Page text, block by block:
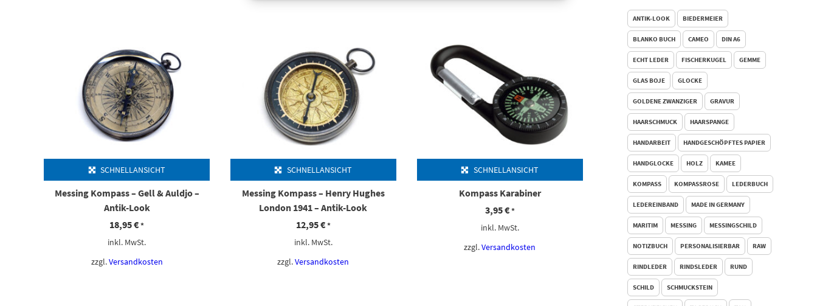
SCHNELLANSICHT
Messing Kompass – Gell & Auldjo –
Antik-Look
18,95€*
inkl. MwSt.
zzgl.Versandkosten
SCHNELLANSICHT
Messing Kompass – Henry Hughes
London 1941 – Antik-Look
12,95€ *
inkl. MwSt.
zzgl.Versandkosten
SCHNELLANSICHT
Kompass Karabiner
3,95€ *
inkl. MwSt.
zzgl.Versandkosten
ANTIK-LOOK BIEDERMEIER
BLANKO BUCH CAMEO DIN A6
ECHT LEDER FISCHERKUGEL GEMME
GLAS BOJE GLOCKE
GOLDENE ZWANZIGER GRAVUR
HAARSCHMUCK HAARSPANGE
HANDARBEIT HANDGESCHÖPFTES PAPIER
HANDGLOCKE HOLZ KAMEE
KOMPASS KOMPASSROSE LEDERBUCH
LEDEREINBAND MADE IN GERMANY
MARITIM MESSING MESSINGSCHILD
NOTIZBUCH PERSONALISIERBAR RAW
RINDLEDER RINDSLEDER RUND
SCHILD SCHMUCKSTEIN